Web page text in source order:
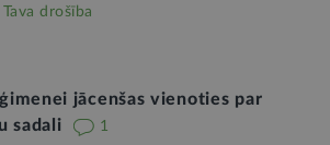
Tava drošība
jācenšas vienoties par
sadali
1